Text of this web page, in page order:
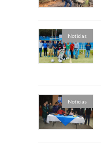
Noticias
Noticias